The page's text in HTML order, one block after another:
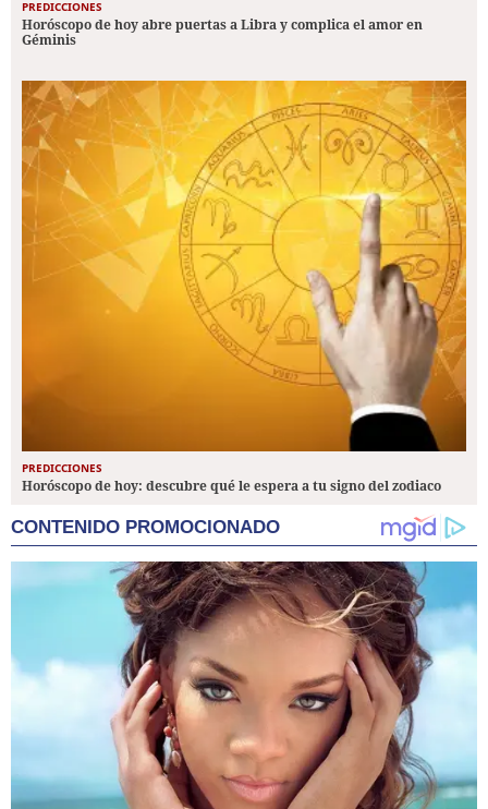
PREDICCIONES
Horóscopo de hoy abre puertas a Libra y complica el amor en
Géminis
PREDICCIONES
Horóscopo de hoy: descubre qué le espera a tu signo del zodiaco
CONTENIDO PROMOCIONADO